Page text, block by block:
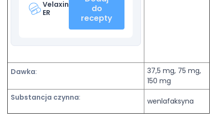
Velaxin
ER
do
recepty
Dawka:
37,5 mg, 75 mg,
150 mg
Substancja czynna: wenlafaksyna